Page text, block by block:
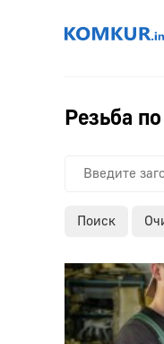
Резьба
Поиск